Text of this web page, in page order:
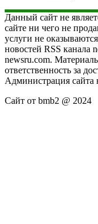
Данный сайт не
сайте ни чего не
услуги не
новостей RSS канала
newsru.com.
ответственность за
Администрация сайта
Сайт от bmb2 @ 2024